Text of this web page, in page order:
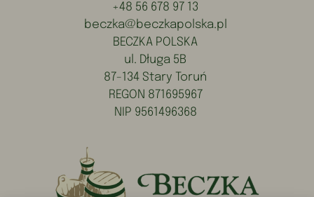
+48 56 678 97 13
beczka@beczkapolska.pl
BECZKA POLSKA
ul. Długa 5B
87-134 Stary Toruń
REGON 871695967
NIP 9561496368